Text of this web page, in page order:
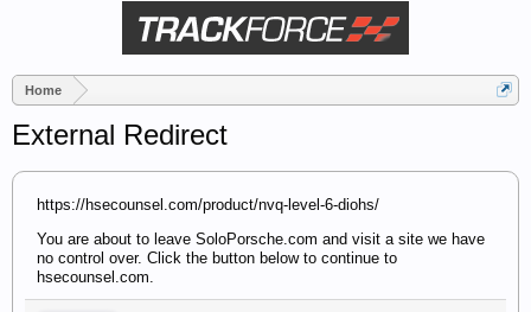
Home
External Redirect
https://hsecounsel.com/product/nvq-level-6-diohs/
You are about to leave SoloPorsche.com and visit a site we have
no control over. Click the button below to continue to
hsecounsel.com.